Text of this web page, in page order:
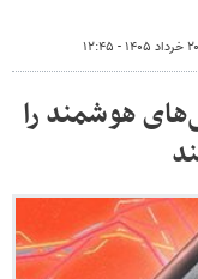
۲۰ خرداد ۱۴۰۵ - ۱۲:۴۵
هوشمند را